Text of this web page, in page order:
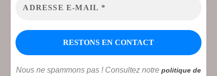
Nous ne spammons pas ! Consultez notre politique de